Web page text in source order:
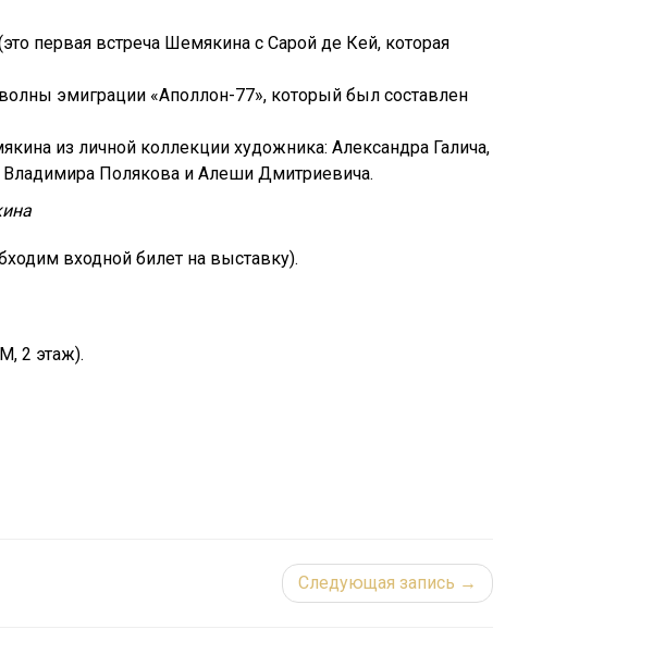
первая встреча Шемякина с Сарой де Кей, которая
эмиграции «Аполлон-77», который был составлен
из личной коллекции художника: Александра Галича,
Полякова и Алеши Дмитриевича.
входной билет на выставку).
2 этаж).
Следующая запись →